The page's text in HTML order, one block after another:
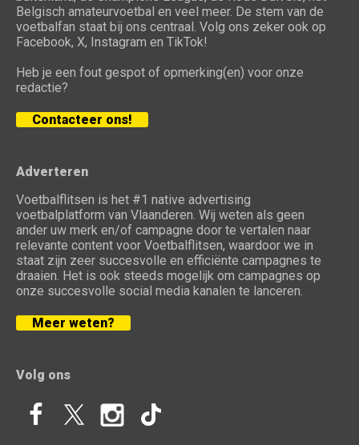
Belgisch amateurvoetbal en veel meer. De stem van de
voetbalfan staat bij ons centraal. Volg ons zeker ook op
Facebook, X, Instagram en TikTok!
Heb je een fout gespot of opmerking(en) voor onze
redactie?
Contacteer ons!
Adverteren
Voetbalflitsen is het #1 native advertising
voetbalplatform van Vlaanderen. Wij weten als geen
ander uw merk en/of campagne door te vertalen naar
relevante content voor Voetbalflitsen, waardoor we in
staat zijn zeer succesvolle en efficiënte campagnes te
draaien. Het is ook steeds mogelijk om campagnes op
onze succesvolle social media kanalen te lanceren.
Meer weten?
Volg ons